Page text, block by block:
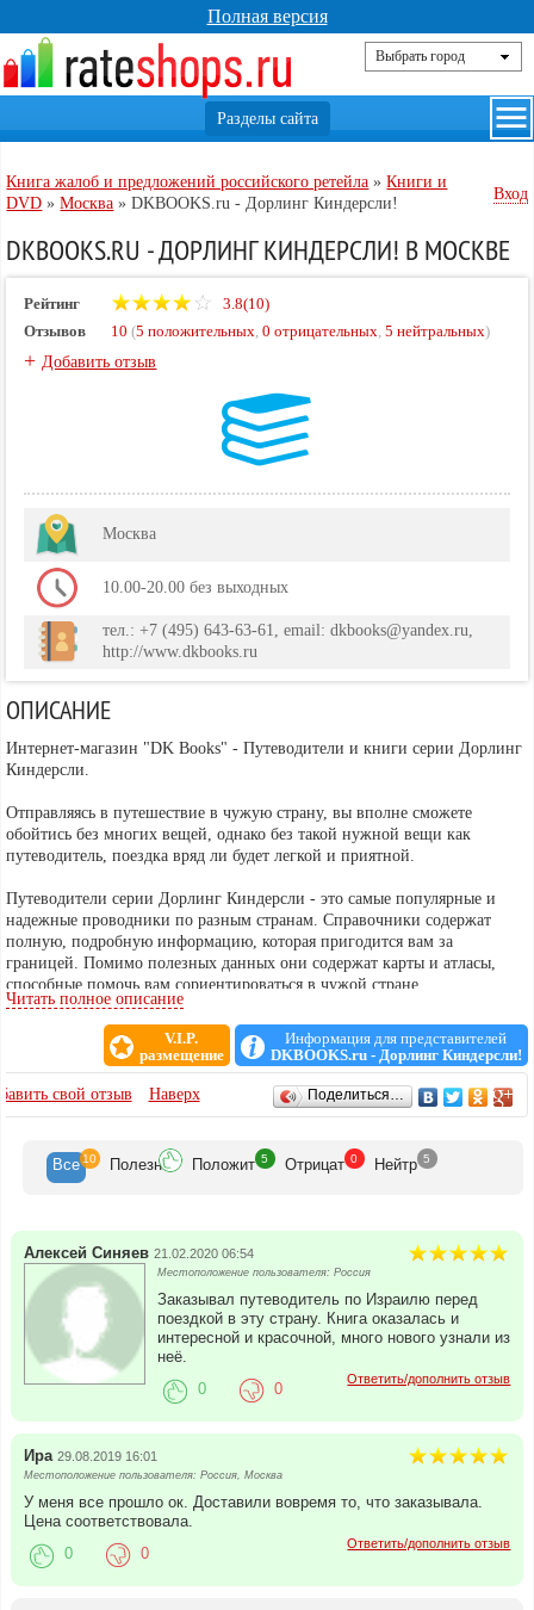
Полная версия
Книга жалоб и предложений российского ретейла »Книги и
DVD »Москва »DKBOOKS.ru - Дорлинг Киндерсли!
Вход
DKBOOKS.RU - ДОРЛИНГ КИНДЕРСЛИ! В МОСКВЕ
Рейтинг
3.8(10)
Отзывов
10 (5 положительных,0 отрицательных,5 нейтральных)
+Добавить отзыв
Москва
10.00-20.00 без выходных
тел.: +7 (495) 643-63-61, email: dkbooks@yandex.ru,
http://www.dkbooks.ru
ОПИСАНИЕ
Интернет-магазин "DK Books" - Путеводители и книги серии Дорлинг
Киндерсли.
Отправляясь в путешествие в чужую страну, вы вполне сможете
обойтись без многих вещей, однако без такой нужной вещи как
путеводитель, поездка вряд ли будет легкой и приятной.
Путеводители серии Дорлинг Киндерсли - это самые популярные и
надежные проводники по разным странам. Справочники содержат
полную, подробную информацию, которая пригодится вам за
границей. Помимо полезных данных они содержат карты и атласы,
способные помочь вам сориентироваться в чужой стране.
Читать полное описание
V.I.P.
размещение
Информация для представителей
DKBOOKS.ru - Дорлинг Киндерсли!
ОТЗЫВЫсвой отзыв Наверх Поделиться…
Все 10 Полезн Положит 5 Отрицат 0 Нейтр 5
Алексей Синяев 21.02.2020 06:54
Местоположение пользователя: Россия
Заказывал путеводитель по Израилю перед
поездкой в эту страну. Книга оказалась и
интересной и красочной, много нового узнали из
неё.
Ответить/дополнить отзыв
0 0
Ира 29.08.2019 16:01
Местоположение пользователя: Россия, Москва
У меня все прошло ок. Доставили вовремя то, что заказывала.
Цена соответствовала.
Ответить/дополнить отзыв
0 0